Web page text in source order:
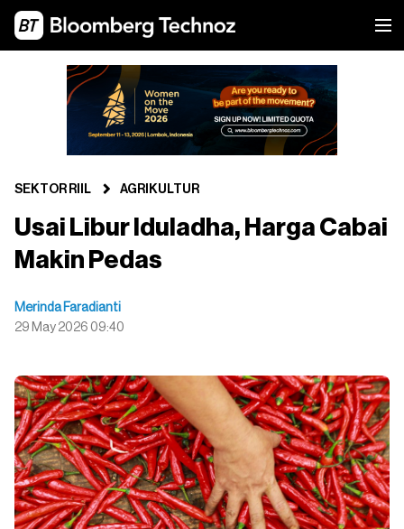
SEKTOR RIIL AGRIKULTUR
Usai Libur Iduladha, Harga Cabai
Makin Pedas
Merinda Faradianti
29 May 2026 09:40